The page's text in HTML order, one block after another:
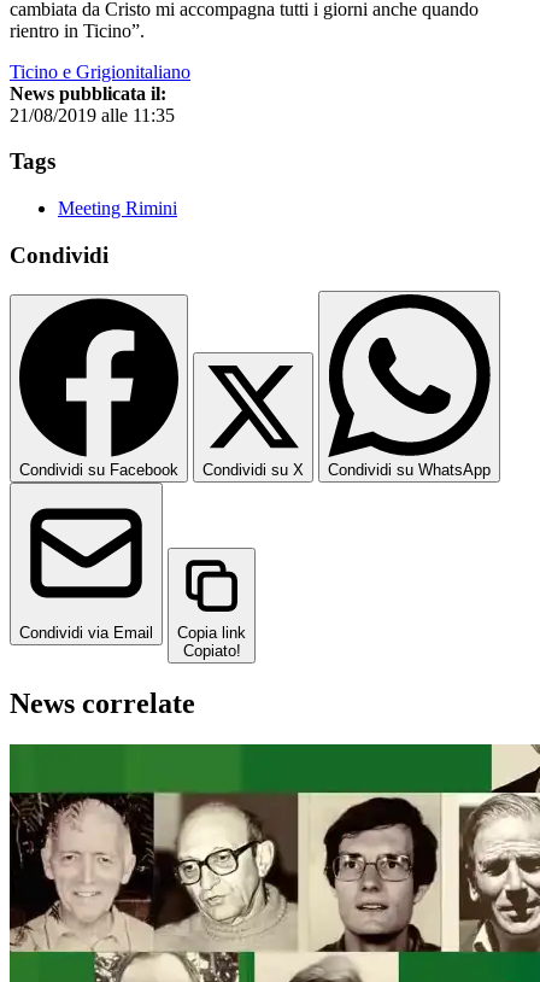
cambiata da Cristo mi accompagna tutti i giorni anche quando
rientro in Ticino”.
Ticino e Grigionitaliano
News pubblicata il:
21/08/2019 alle 11:35
Tags
Meeting Rimini
Condividi
Condividi su Facebook Condividi su X Condividi su WhatsApp
Condividi via Email
Copia link
Copiato!
News correlate